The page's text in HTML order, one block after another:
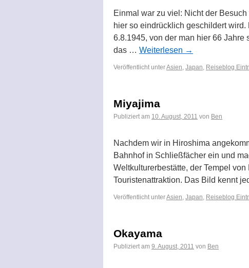
Einmal war zu viel: Nicht der
hier so eindrücklich geschildert
6.8.1945, von der man hier 66
das … Weiterlesen →
Veröffentlicht unterAsien, Japan, Reiseblog
Miyajima
Publiziert am 10. August, 2011 von Ben
Nachdem wir in Hiroshima
Bahnhof in Schließfächer ein und
Weltkulturerbestätte, der Tempel
Touristenattraktion. Das Bild kennt
Veröffentlicht unterAsien, Japan, Reiseblog
Okayama
Publiziert am 9. August, 2011 von Ben